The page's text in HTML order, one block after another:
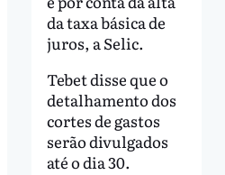
da taxa básica de
juros, a Selic.
Tebet disse que o
detalhamento dos
cortes de gastos
serão divulgados
até o dia 30.